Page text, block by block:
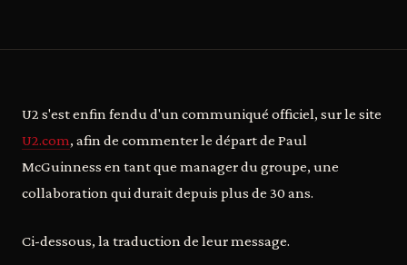
U2 s'est enfin fendu d'un communiqué officiel, sur le site
U2.com, afin de commenter le départ de Paul
McGuinness en tant que manager du groupe, une
collaboration qui durait depuis plus de 30 ans.
Ci-dessous, la traduction de leur message.